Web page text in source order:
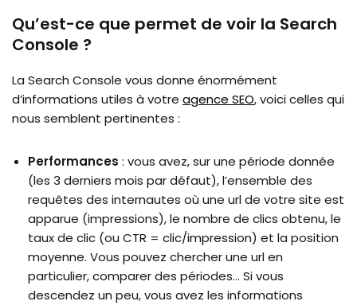
Qu’est-ce que permet de voir la Search
Console ?
La Search Console vous donne énormément
d’informations utiles à votre agence SEO, voici celles qui
nous semblent pertinentes :
Performances : vous avez, sur une période donnée
(les 3 derniers mois par défaut), l’ensemble des
requêtes des internautes où une url de votre site est
apparue (impressions), le nombre de clics obtenu, le
taux de clic (ou CTR = clic/impression) et la position
moyenne. Vous pouvez chercher une url en
particulier, comparer des périodes… Si vous
descendez un peu, vous avez les informations